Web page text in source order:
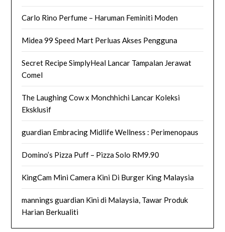
Carlo Rino Perfume – Haruman Feminiti Moden
Midea 99 Speed Mart Perluas Akses Pengguna
Secret Recipe SimplyHeal Lancar Tampalan Jerawat
Comel
The Laughing Cow x Monchhichi Lancar Koleksi
Eksklusif
guardian Embracing Midlife Wellness : Perimenopaus
Domino’s Pizza Puff – Pizza Solo RM9.90
KingCam Mini Camera Kini Di Burger King Malaysia
mannings guardian Kini di Malaysia, Tawar Produk
Harian Berkualiti